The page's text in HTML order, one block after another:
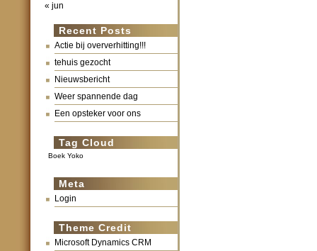
« jun
Recent Posts
Actie bij oververhitting!!!
tehuis gezocht
Nieuwsbericht
Weer spannende dag
Een opsteker voor ons
Tag Cloud
Boek Yoko
Meta
Login
Theme Credit
Microsoft Dynamics CRM